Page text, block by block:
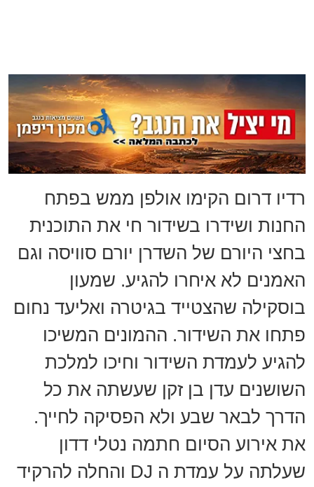
רדיו דרום הקימו אולפן ממש בפתח
החנות ושידרו בשידור חי את התוכנית
בחצי היורם של השדרן יורם סוויסה וגם
האמנים לא איחרו להגיע. שמעון
בוסקילה שהצטייד בגיטרה ואליעד נחום
פתחו את השידור. ההמונים המשיכו
להגיע לעמדת השידור וחיכו למלכת
השושנים עדן בן זקן שעשתה את כל
הדרך לבאר שבע ולא הפסיקה לחייך.
את אירוע הסיום חתמה נטלי דדון
שעלתה על עמדת ה DJ והחלה להרקיד